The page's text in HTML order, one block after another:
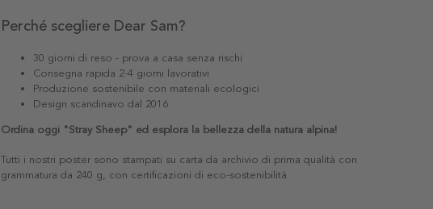
Perché scegliere Dear Sam?
30 giorni di reso - prova a casa senza rischi
Consegna rapida 2-4 giorni lavorativi
Produzione sostenibile con materiali ecologici
Design scandinavo dal 2016
Ordina oggi "Stray Sheep" ed esplora la bellezza della natura alpina!
Tutti i nostri poster sono stampati su carta da archivio di prima qualità con
grammatura da 240 g, con certificazioni di eco-sostenibilità.